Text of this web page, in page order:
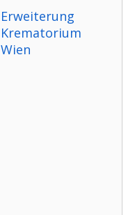
Erweiterung
Krematorium
Wien